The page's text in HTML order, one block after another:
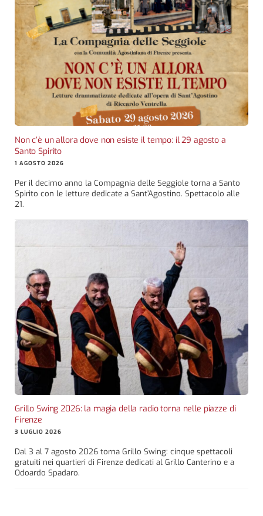
Non c’è un allora dove non esiste il tempo: il 29 agosto a
Santo Spirito
1 AGOSTO 2026
Per il decimo anno la Compagnia delle Seggiole torna a Santo
Spirito con le letture dedicate a Sant’Agostino. Spettacolo alle
21.
Grillo Swing 2026: la magia della radio torna nelle piazze di
Firenze
3 LUGLIO 2026
Dal 3 al 7 agosto 2026 torna Grillo Swing: cinque spettacoli
gratuiti nei quartieri di Firenze dedicati al Grillo Canterino e a
Odoardo Spadaro.